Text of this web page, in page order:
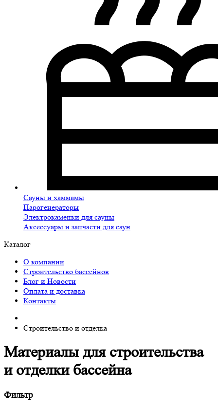
Сауны и хаммамы
Парогенераторы
Электрокаменки для сауны
Аксессуары и запчасти для саун
Каталог
О компании
Строительство бассейнов
Блог и Новости
Оплата и доставка
Контакты
Строительство и отделка
Материалы для строительства
и отделки бассейна
Фильтр